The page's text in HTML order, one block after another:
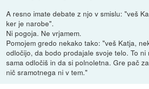
A resno imate debate z njo v smislu: "veš
ker je narobe".
Ni pogoja. Ne vrjamem.
Pomojem gredo nekako tako: "veš Katja,
odločijo, da bodo prodajale svoje telo. To
sama odločiš in da si polnoletna. Gre pač
nič sramotnega ni v tem."